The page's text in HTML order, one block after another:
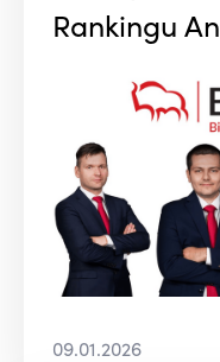
Rankingu
09.01.2026